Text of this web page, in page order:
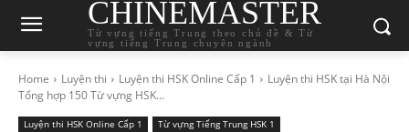
CHINEMASTER
Từ vựng tiếng Trung theo chủ đề & Từ
vựng tiếng Trung chuyên ngành
Home Luyện thi Luyện thi HSK Online Cấp 1
Luyện thi HSK tại Hà Nội
Tổng hợp 150 Từ vựng HSK...
Luyện thi HSK Online Cấp 1
Từ vựng Tiếng Trung HSK 1